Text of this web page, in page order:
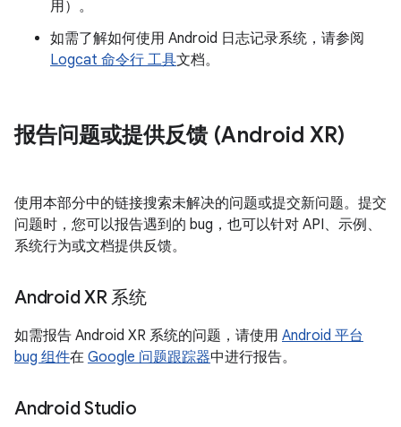
用）。
如需了解如何使用 Android 日志记录系统，请参阅
Logcat 命令行 工具文档。
报告问题或提供反馈 (Android XR)
使用本部分中的链接搜索未解决的问题或提交新问题。提交
问题时，您可以报告遇到的 bug，也可以针对 API、示例、
系统行为或文档提供反馈。
Android XR 系统
如需报告 Android XR 系统的问题，请使用 Android 平台
bug 组件在 Google 问题跟踪器中进行报告。
Android Studio